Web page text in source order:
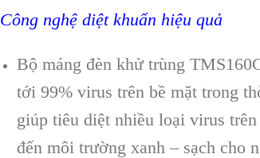
Công nghệ diệt khuẩn hiệu quả
Bộ máng đèn khử trùng
tới 99% virus trên bề mặt trong
giúp tiêu diệt nhiều loại virus
đến môi trường xanh – sạch cho